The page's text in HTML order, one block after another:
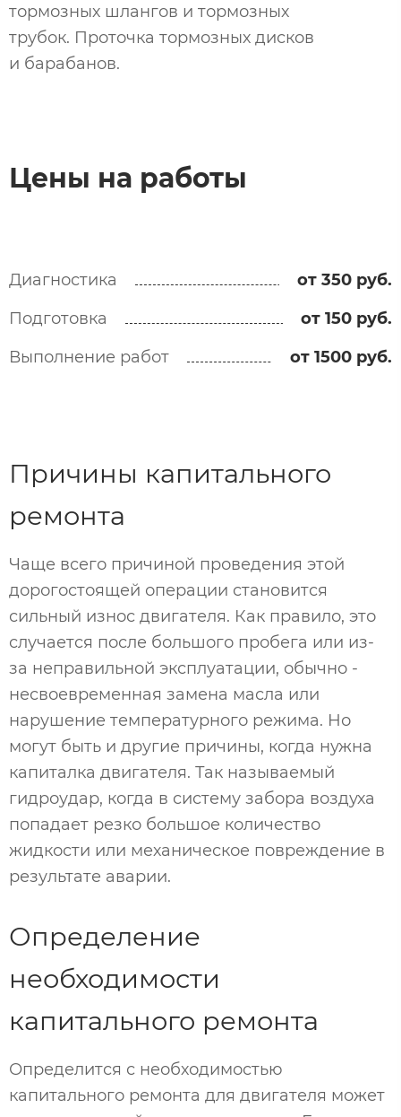
тормозных шлангов и тормозных
трубок. Проточка тормозных дисков
и барабанов.
Цены на работы
Диагностика
от 350 руб.
Подготовка
от 150 руб.
Выполнение работ
от 1500 руб.
Причины капитального
ремонта
Чаще всего причиной проведения этой
дорогостоящей операции становится
сильный износ двигателя. Как правило, это
случается после большого пробега или из-
за неправильной эксплуатации, обычно -
несвоевременная замена масла или
нарушение температурного режима. Но
могут быть и другие причины, когда нужна
капиталка двигателя. Так называемый
гидроудар, когда в систему забора воздуха
попадает резко большое количество
жидкости или механическое повреждение в
результате аварии.
Определение
необходимости
капитального ремонта
Определится с необходимостью
капитального ремонта для двигателя может